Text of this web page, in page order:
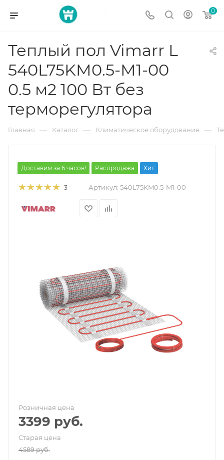
0
Теплый пол Vimarr L
540L75KM0.5-M1-00
0.5 м2 100 Вт без
терморегулятора
Главная — Каталог — Климатическое оборудование —
Доставим за 6 часов! Распродажа Хит
3 Артикул: 540L75KM0.5-M1-00
Розничная цена
3399 руб.
Старая цена
4589руб.